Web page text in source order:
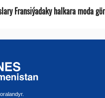
Fransiýadaky halkara moda